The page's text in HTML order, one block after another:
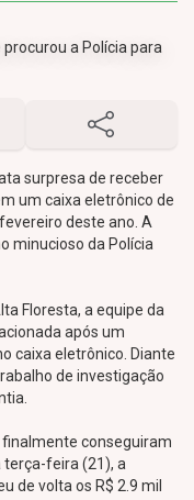
a Polícia para
surpresa de receber
um caixa eletrônico de
deste ano. A
minucioso da Polícia
Floresta, a equipe da
após um
caixa eletrônico. Diante
de investigação
conseguiram
terça-feira (21), a
de volta os R$ 2.9 mil